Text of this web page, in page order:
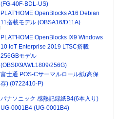
(FG-40F-BDL-US)
PLAT'HOME OpenBlocks A16 Debian
11搭載モデル (OBSA16/D11A)
PLAT'HOME OpenBlocks IX9 Windows
10 IoT Enterprise 2019 LTSC搭載
256GBモデル
(OBSIX9/W/L1809/256G)
富士通 POS-Cサーマルロール紙(高保
存) (0722410-P)
パナソニック 感熱記録紙B4(6本入り)
UG-0001B4 (UG-0001B4)